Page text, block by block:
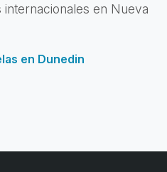
en Nueva
en Dunedin